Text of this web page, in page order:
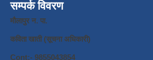
सम्पर्क विवरण
मौलापुर न. पा.
कविता खाती (सूचना अधिकारी)
Cont:- 9855043854